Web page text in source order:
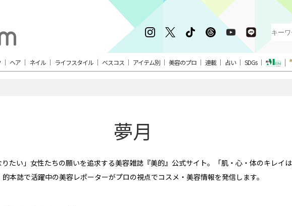
ヘア ネイル ライフスタイル ベスコス アイテム別 美容のプロ 連載 占い SDGs
夢月
りたい」女性たちの願いを追求する美容雑誌『美的』公式サイト。「肌・心・体のキレイ
的本誌で活躍中の美容レポーターがプロの視点でコスメ・美容情報を発信します。